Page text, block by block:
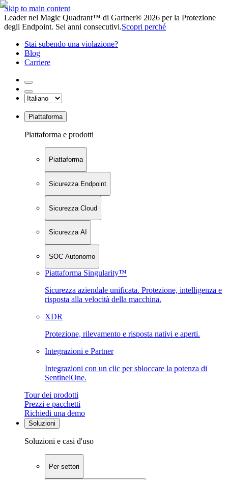
Skip to main content
Leader nel Magic Quadrant™ di Gartner® 2026 per la Protezione
degli Endpoint. Sei anni consecutivi.Scopri perché
Stai subendo una violazione?
Blog
Carriere
Piattaforma
Piattaforma e prodotti
Piattaforma
Sicurezza Endpoint
Sicurezza Cloud
Sicurezza AI
SOC Autonomo
Piattaforma Singularity™
Sicurezza aziendale unificata. Protezione, intelligenza e
risposta alla velocità della macchina.
XDR
Protezione, rilevamento e risposta nativi e aperti.
Integrazioni e Partner
Integrazioni con un clic per sbloccare la potenza di
SentinelOne.
Tour dei prodotti
Prezzi e pacchetti
Richiedi una demo
Soluzioni
Soluzioni e casi d'uso
Per settori